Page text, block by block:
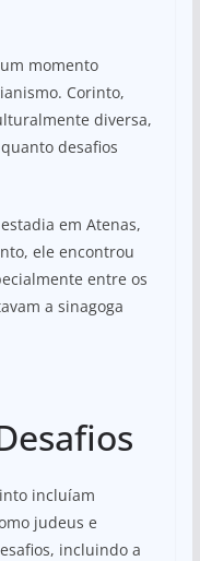
momento
Corinto,
diversa,
desafios
em Atenas,
ele encontrou
entre os
a sinagoga
incluíam
judeus e
incluindo a